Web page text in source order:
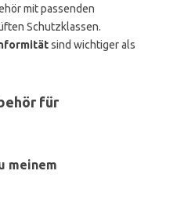
mit passenden
Schutzklassen.
sind wichtiger als
für
meinem